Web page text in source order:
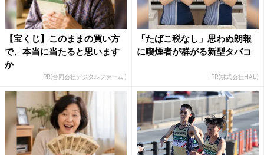
【宝くじ】このままの買い方
で、本当に当たると思います
か
PR(合同会社デジタルファーム )
「たばこ税なし」思わぬ朗報
に喫煙者が群がる新型タバコ
PR(株式会社HAL)